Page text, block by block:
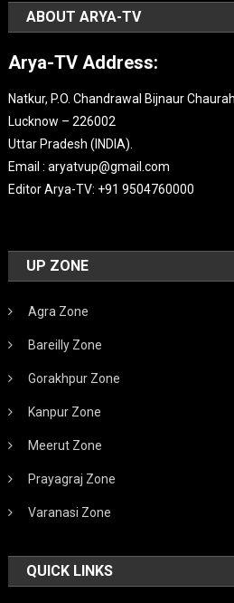
ABOUT ARYA-TV
Arya-TV Address:
Natkur, P.O. Chandrawal Bijnaur
Lucknow – 226002
Uttar Pradesh (INDIA).
Email : aryatvup@gmail.com
Editor Arya-TV: +91 9504760000
UP ZONE
Agra Zone
Bareilly Zone
Gorakhpur Zone
Kanpur Zone
Meerut Zone
Prayagraj Zone
Varanasi Zone
QUICK LINKS